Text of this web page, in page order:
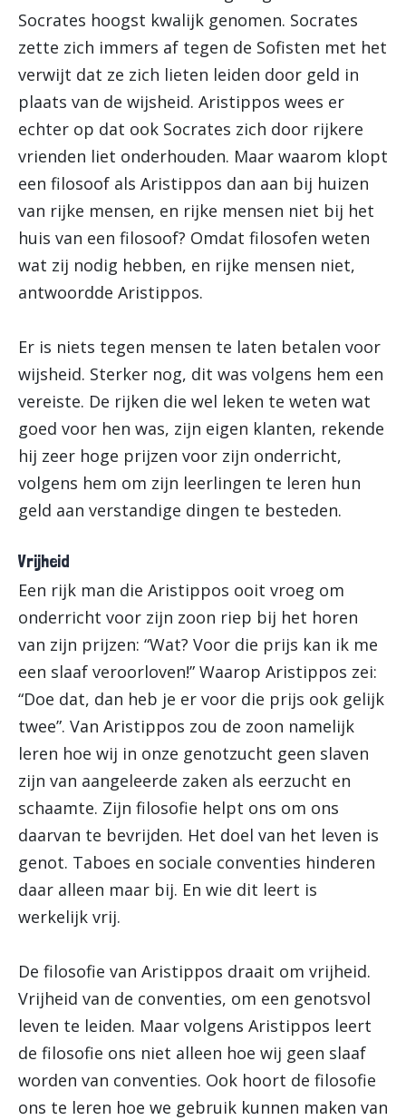
Socrates hoogst kwalijk genomen. Socrates
zette zich immers af tegen de Sofisten met het
verwijt dat ze zich lieten leiden door geld in
plaats van de wijsheid. Aristippos wees er
echter op dat ook Socrates zich door rijkere
vrienden liet onderhouden. Maar waarom klopt
een filosoof als Aristippos dan aan bij huizen
van rijke mensen, en rijke mensen niet bij het
huis van een filosoof? Omdat filosofen weten
wat zij nodig hebben, en rijke mensen niet,
antwoordde Aristippos.
Er is niets tegen mensen te laten betalen voor
wijsheid. Sterker nog, dit was volgens hem een
vereiste. De rijken die wel leken te weten wat
goed voor hen was, zijn eigen klanten, rekende
hij zeer hoge prijzen voor zijn onderricht,
volgens hem om zijn leerlingen te leren hun
geld aan verstandige dingen te besteden.
Vrijheid
Een rijk man die Aristippos ooit vroeg om
onderricht voor zijn zoon riep bij het horen
van zijn prijzen: “Wat? Voor die prijs kan ik me
een slaaf veroorloven!” Waarop Aristippos zei:
“Doe dat, dan heb je er voor die prijs ook gelijk
twee”. Van Aristippos zou de zoon namelijk
leren hoe wij in onze genotzucht geen slaven
zijn van aangeleerde zaken als eerzucht en
schaamte. Zijn filosofie helpt ons om ons
daarvan te bevrijden. Het doel van het leven is
genot. Taboes en sociale conventies hinderen
daar alleen maar bij. En wie dit leert is
werkelijk vrij.
De filosofie van Aristippos draait om vrijheid.
Vrijheid van de conventies, om een genotsvol
leven te leiden. Maar volgens Aristippos leert
de filosofie ons niet alleen hoe wij geen slaaf
worden van conventies. Ook hoort de filosofie
ons te leren hoe we gebruik kunnen maken van